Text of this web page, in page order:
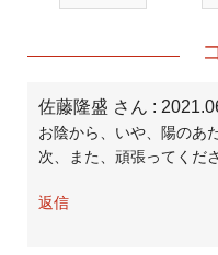
佐藤隆盛 さん :
お陰から、いや、陽のあ
次、また、頑張ってくだ
返信